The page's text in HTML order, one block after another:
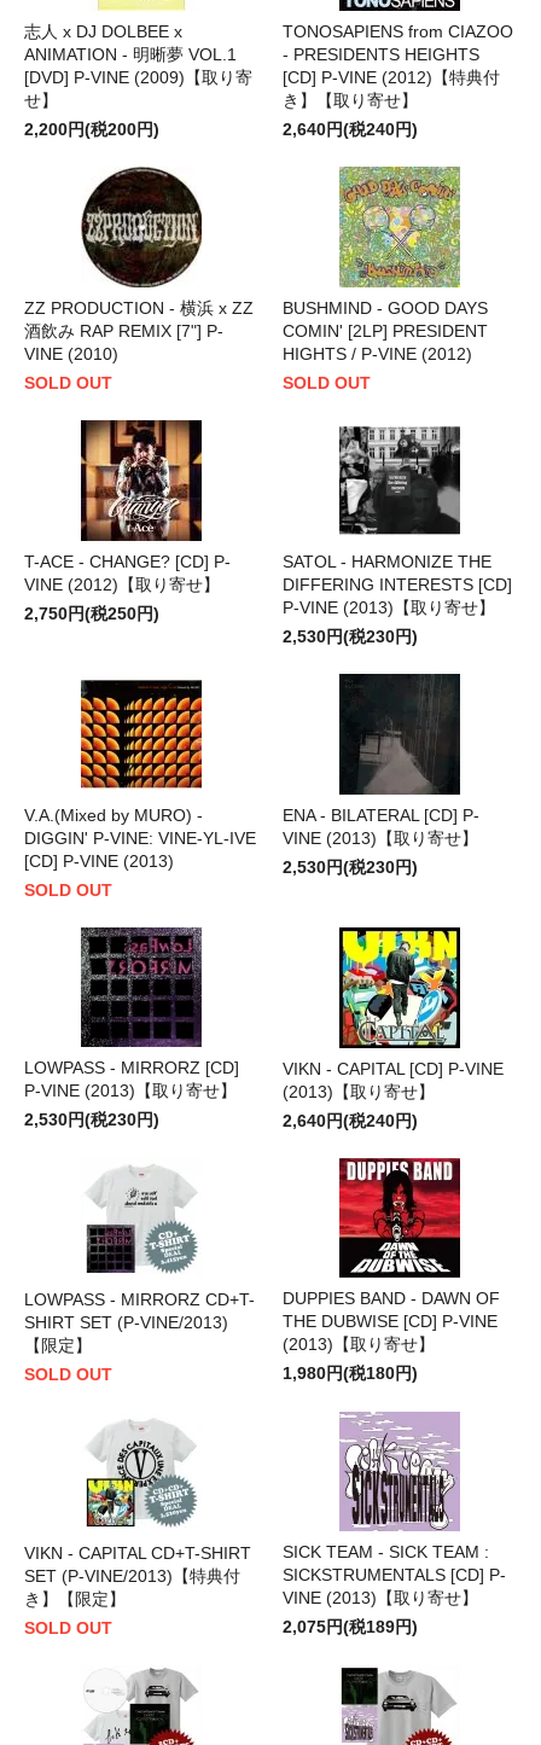
志人 x DJ DOLBEE x
ANIMATION - 明晰夢 VOL.1
[DVD] P-VINE (2009)【取り寄
せ】
2,200円(税200円)
TONOSAPIENS from CIAZOO
- PRESIDENTS HEIGHTS
[CD] P-VINE (2012)【特典付
き】【取り寄せ】
2,640円(税240円)
ZZ PRODUCTION - 横浜 x ZZ
酒飲み RAP REMIX [7"] P-
VINE (2010)
SOLD OUT
BUSHMIND - GOOD DAYS
COMIN' [2LP] PRESIDENT
HIGHTS / P-VINE (2012)
SOLD OUT
T-ACE - CHANGE? [CD] P-
VINE (2012)【取り寄せ】
2,750円(税250円)
SATOL - HARMONIZE THE
DIFFERING INTERESTS [CD]
P-VINE (2013)【取り寄せ】
2,530円(税230円)
V.A.(Mixed by MURO) -
DIGGIN' P-VINE: VINE-YL-IVE
[CD] P-VINE (2013)
SOLD OUT
ENA - BILATERAL [CD] P-
VINE (2013)【取り寄せ】
2,530円(税230円)
LOWPASS - MIRRORZ [CD]
P-VINE (2013)【取り寄せ】
2,530円(税230円)
VIKN - CAPITAL [CD] P-VINE
(2013)【取り寄せ】
2,640円(税240円)
LOWPASS - MIRRORZ CD+T-
SHIRT SET (P-VINE/2013)
【限定】
SOLD OUT
DUPPIES BAND - DAWN OF
THE DUBWISE [CD] P-VINE
(2013)【取り寄せ】
1,980円(税180円)
VIKN - CAPITAL CD+T-SHIRT
SET (P-VINE/2013)【特典付
き】【限定】
SOLD OUT
SICK TEAM - SICK TEAM :
SICKSTRUMENTALS [CD] P-
VINE (2013)【取り寄せ】
2,075円(税189円)